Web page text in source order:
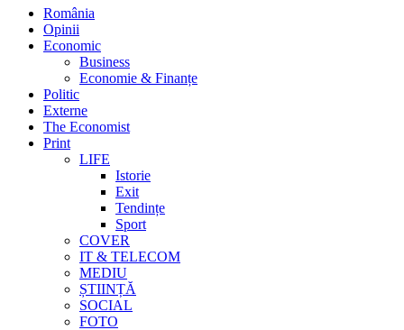
România
Opinii
Economic
Business
Economie & Finanțe
Politic
Externe
The Economist
Print
LIFE
Istorie
Exit
Tendințe
Sport
COVER
IT & TELECOM
MEDIU
ȘTIINȚĂ
SOCIAL
FOTO